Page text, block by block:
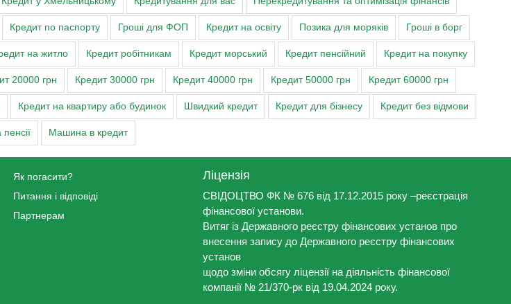
Кредит по паспорту Гроші для ФОП Кредит на освіту Позика для моряків Гроші в борг
на житло Кредит робітникам Кредит морський Кредит пенсійний Кредит на покупку
20000 грн Кредит 30000 грн Кредит 40000 грн Кредит 50000 грн Кредит 60000 грн
Кредит на квартиру або будинок Швидкий кредит Кредит для бізнесу Кредит без відмови
Машина в кредит
Як погасити?
Питання і відповіді
Партнерам
Ліцензія
СВІДОЦТВО ФК № 676 від 17.12.2015 року –реєстрація
фінансової установи.
Витяг із Державного реєстру фінансових установ про
внесення запису до Державного реєстру фінансових
установ
щодо зміни обсягу ліцензії на діяльність фінансової
компанії № 21/370-рк від 19.04.2024 року.